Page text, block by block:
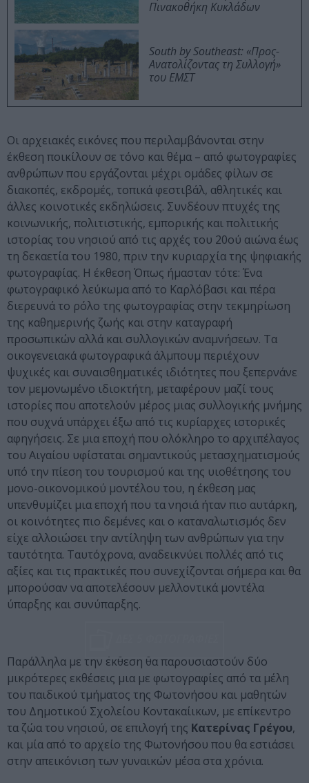
Πινακοθήκη Κυκλάδων
South by Southeast: «Προς-
Ανατολίζοντας τη Συλλογή»
του ΕΜΣΤ
Οι αρχειακές εικόνες που περιλαμβάνονται στην
έκθεση ποικίλουν σε τόνο και θέμα – από φωτογραφίες
ανθρώπων που εργάζονται μέχρι ομάδες φίλων σε
διακοπές, εκδρομές, τοπικά φεστιβάλ, αθλητικές και
άλλες κοινοτικές εκδηλώσεις. Συνδέουν πτυχές της
κοινωνικής, πολιτιστικής, εμπορικής και πολιτικής
ιστορίας του νησιού από τις αρχές του 20ού αιώνα έως
τη δεκαετία του 1980, πριν την κυριαρχία της ψηφιακής
φωτογραφίας. Η έκθεση Όπως ήμασταν τότε: Ένα
φωτογραφικό λεύκωμα από το Καρλόβασι και πέρα
διερευνά το ρόλο της φωτογραφίας στην τεκμηρίωση
της καθημερινής ζωής και στην καταγραφή
προσωπικών αλλά και συλλογικών αναμνήσεων. Τα
οικογενειακά φωτογραφικά άλμπουμ περιέχουν
ψυχικές και συναισθηματικές ιδιότητες που ξεπερνάνε
τον μεμονωμένο ιδιοκτήτη, μεταφέρουν μαζί τους
ιστορίες που αποτελούν μέρος μιας συλλογικής μνήμης
που συχνά υπάρχει έξω από τις κυρίαρχες ιστορικές
αφηγήσεις. Σε μια εποχή που ολόκληρο το αρχιπέλαγος
του Αιγαίου υφίσταται σημαντικούς μετασχηματισμούς
υπό την πίεση του τουρισμού και της υιοθέτησης του
μονο-οικονομικού μοντέλου του, η έκθεση μας
υπενθυμίζει μια εποχή που τα νησιά ήταν πιο αυτάρκη,
οι κοινότητες πιο δεμένες και ο καταναλωτισμός δεν
είχε αλλοιώσει την αντίληψη των ανθρώπων για την
ταυτότητα. Ταυτόχρονα, αναδεικνύει πολλές από τις
αξίες και τις πρακτικές που συνεχίζονται σήμερα και θα
μπορούσαν να αποτελέσουν μελλοντικά μοντέλα
ύπαρξης και συνύπαρξης.
Παράλληλα με την έκθεση θα παρουσιαστούν δύο
μικρότερες εκθέσεις μια με φωτογραφίες από τα μέλη
του παιδικού τμήματος της Φωτονήσου και μαθητών
του Δημοτικού Σχολείου Κοντακαίικων, με επίκεντρο
τα ζώα του νησιού, σε επιλογή της Κατερίνας Γρέγου,
και μία από το αρχείο της Φωτονήσου που θα εστιάσει
στην απεικόνιση των γυναικών μέσα στα χρόνια.